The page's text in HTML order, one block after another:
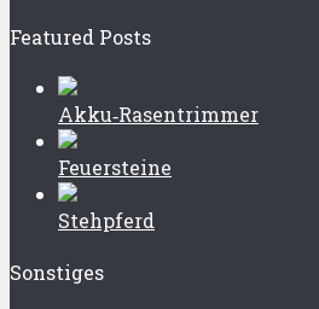
Featured Posts
Akku‑Rasentrimmer
Feuersteine
Stehpferd
Sonstiges